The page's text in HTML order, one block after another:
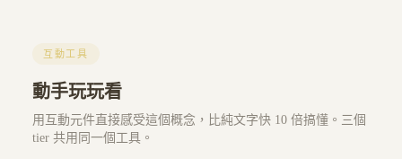
互動工具
動手玩玩看
用互動元件直接感受這個概念，比純文字快 10 倍搞懂。三個
tier 共用同一個工具。